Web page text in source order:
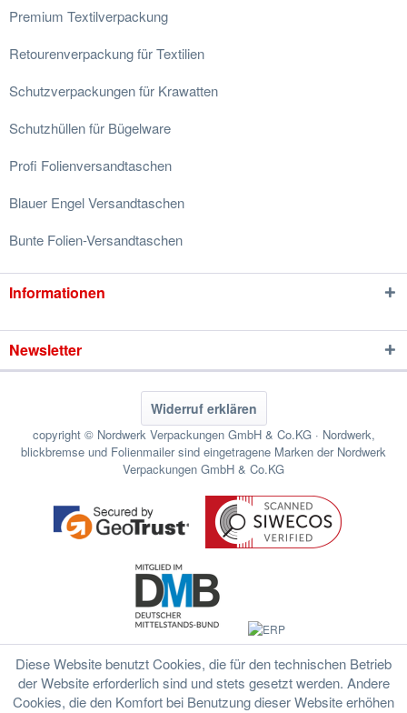
Premium Textilverpackung
Retourenverpackung für Textilien
Schutzverpackungen für Krawatten
Schutzhüllen für Bügelware
Profi Folienversandtaschen
Blauer Engel Versandtaschen
Bunte Folien-Versandtaschen
Informationen
Newsletter
Widerruf erklären
copyright © Nordwerk Verpackungen GmbH & Co.KG · Nordwerk,
blickbremse und Folienmailer sind eingetragene Marken der Nordwerk
Verpackungen GmbH & Co.KG
Diese Website benutzt Cookies, die für den technischen Betrieb
der Website erforderlich sind und stets gesetzt werden. Andere
Cookies, die den Komfort bei Benutzung dieser Website erhöhen